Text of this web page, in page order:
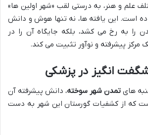
علم و هنر، به درستی لقب «شهر اولین ها»
است. این یافته ها، نه تنها هوش و دانش
را به رخ می کشد، بلکه جایگاه آن را در
مرکز پیشرفته و نوآور تثبیت می کند.
انگیز در پزشکی
های تمدن شهر سوخته، دانش پیشرفته آن
که از کشفیات گورستان این شهر به دست